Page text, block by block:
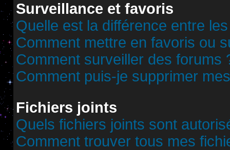
Surveillance et favoris
Quelle est la différence entre
Comment mettre en favoris ou
Comment surveiller des forums
Comment puis-je supprimer
Fichiers joints
Quels fichiers joints sont
Comment trouver tous mes